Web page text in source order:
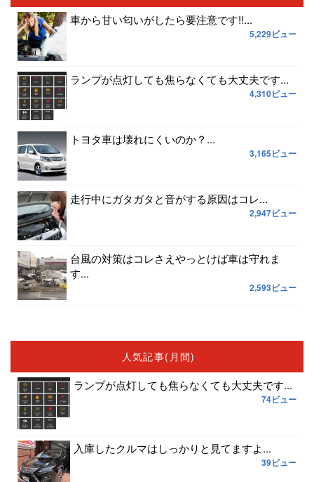
車から甘い匂いがしたら要注意です!!...
5,229ビュー
ランプが点灯しても焦らなくても大丈夫です...
4,310ビュー
トヨタ車は壊れにくいのか？...
3,165ビュー
走行中にガタガタと音がする原因はコレ...
2,947ビュー
台風の対策はコレさえやっとけば車は守れま
す...
2,593ビュー
人気記事(月間)
ランプが点灯しても焦らなくても大丈夫です...
74ビュー
入庫したクルマはしっかりと見てますよ...
39ビュー